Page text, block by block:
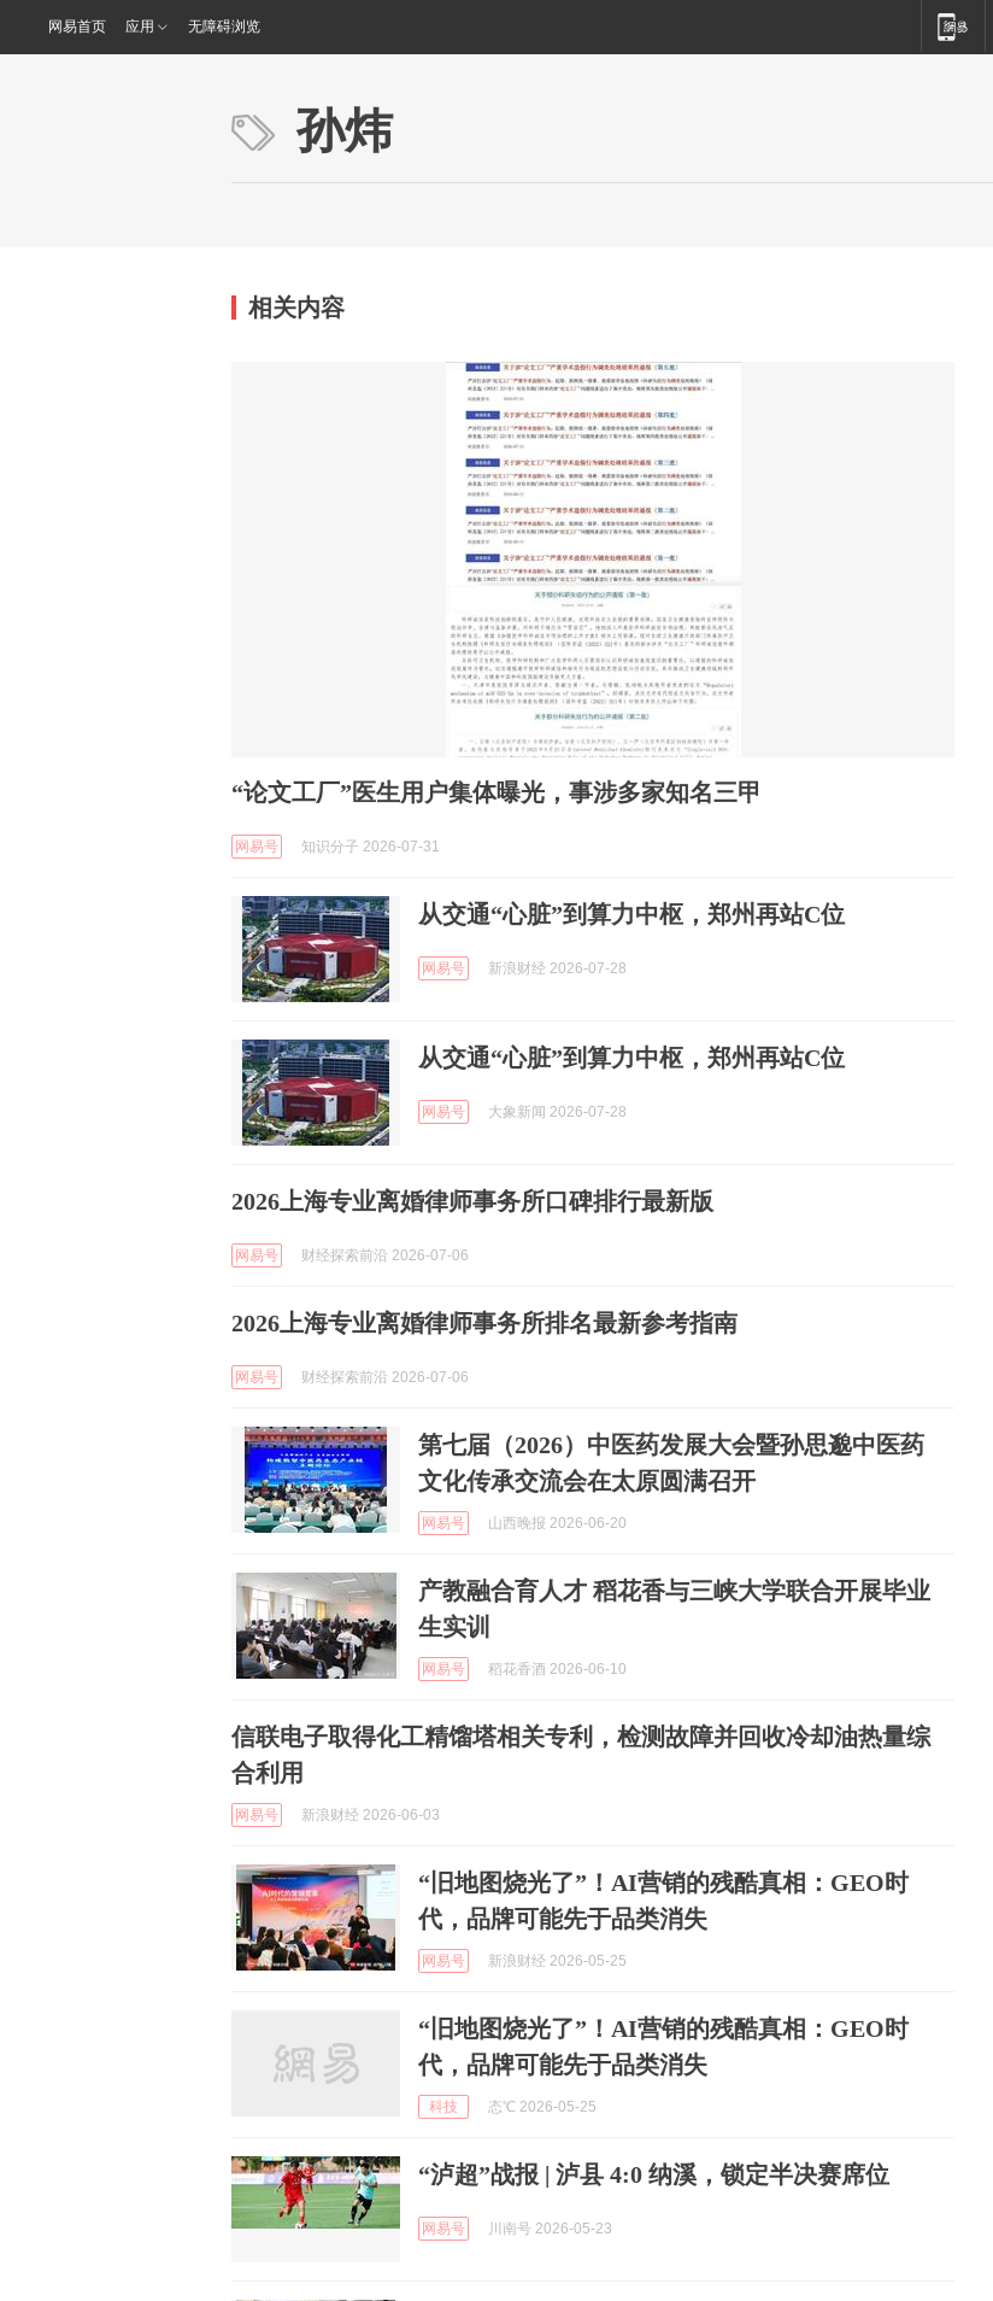
网易首页 应用 无障碍浏览
孙炜
相关内容
“论文工厂”医生用户集体曝光，事涉多家知名三甲
网易号 知识分子 2026-07-31
从交通“心脏”到算力中枢，郑州再站C位
网易号 新浪财经 2026-07-28
从交通“心脏”到算力中枢，郑州再站C位
网易号 大象新闻 2026-07-28
2026上海专业离婚律师事务所口碑排行最新版
网易号 财经探索前沿 2026-07-06
2026上海专业离婚律师事务所排名最新参考指南
网易号 财经探索前沿 2026-07-06
第七届（2026）中医药发展大会暨孙思邈中医药
文化传承交流会在太原圆满召开
网易号 山西晚报 2026-06-20
产教融合育人才 稻花香与三峡大学联合开展毕业
生实训
网易号 稻花香酒 2026-06-10
信联电子取得化工精馏塔相关专利，检测故障并回收冷却油热量综
合利用
网易号 新浪财经 2026-06-03
“旧地图烧光了”！AI营销的残酷真相：GEO时
代，品牌可能先于品类消失
网易号 新浪财经 2026-05-25
“旧地图烧光了”！AI营销的残酷真相：GEO时
代，品牌可能先于品类消失
科技 态℃ 2026-05-25
“泸超”战报 | 泸县 4:0 纳溪，锁定半决赛席位
网易号 川南号 2026-05-23